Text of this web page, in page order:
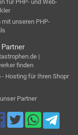
für PHP- und Web-
mit unseren PHP-
|
finden
- Hosting für Ihren Shopr
Partner